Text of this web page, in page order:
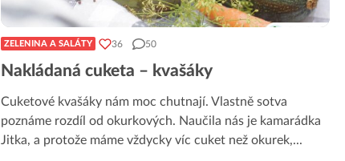
ZELENINA A SALÁTY 36 50
Nakládaná cuketa – kvašáky
Cuketové kvašáky nám moc chutnají. Vlastně sotva
poznáme rozdíl od okurkových. Naučila nás je kamarádka
Jitka, a protože máme vždycky víc cuket než okurek,...